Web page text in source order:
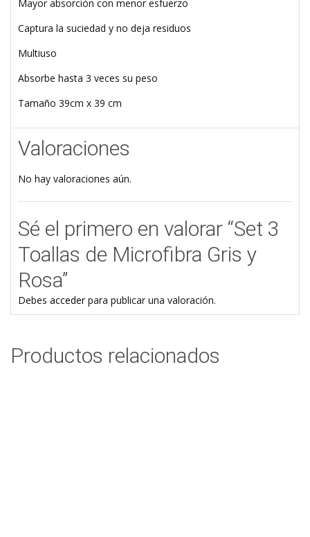
Mayor absorción con menor esfuerzo
Captura la suciedad y no deja residuos
Multiuso
Absorbe hasta 3 veces su peso
Tamaño 39cm x 39 cm
Valoraciones
No hay valoraciones aún.
Sé el primero en valorar “Set 3
Toallas de Microfibra Gris y
Rosa”
Debes accederpara publicar una valoración.
Productos relacionados